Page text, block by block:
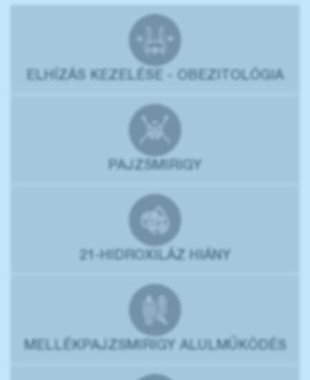
ELHÍZÁS KEZELÉSE - OBEZITOLÓGIA
PAJZSMIRIGY
21-HIDROXILÁZ HIÁNY
MELLÉKPAJZSMIRIGY ALULMŰKÖDÉS